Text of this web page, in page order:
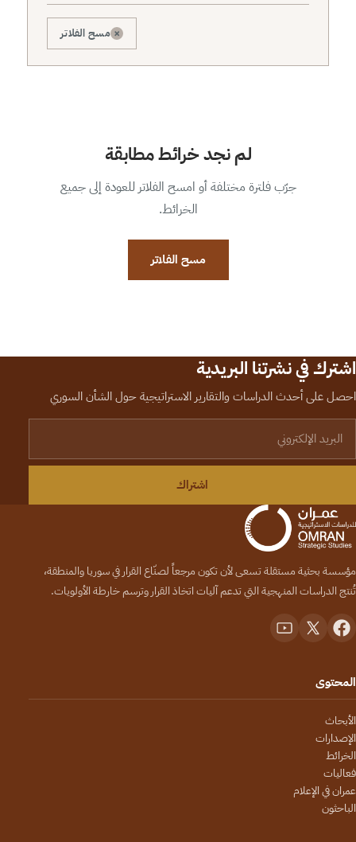
× مسح الفلاتر
لم نجد خرائط مطابقة
جرّب فلترة مختلفة أو امسح الفلاتر للعودة إلى جميع
الخرائط.
مسح الفلاتر
اشترك في نشرتنا البريدية
احصل على أحدث الدراسات والتقارير الاستراتيجية حول الشأن السوري
اشتراك
مؤسسة بحثية مستقلة تسعى لأن تكون مرجعاً لصنّاع القرار في سوريا والمنطقة،
تُنتج الدراسات المنهجية التي تدعم آليات اتخاذ القرار وترسم خارطة الأولويات.
المحتوى
الأبحاث
الإصدارات
الخرائط
فعاليات
عمران في الإعلام
الباحثون